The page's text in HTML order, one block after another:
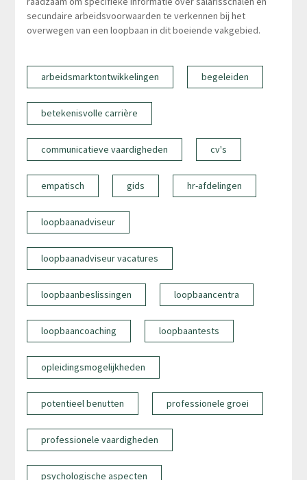
secundaire arbeidsvoorwaarden te verkennen bij het
overwegen van een loopbaan in dit boeiende vakgebied.
arbeidsmarktontwikkelingen begeleiden
betekenisvolle carrière
communicatieve vaardigheden cv's
empatisch gids hr-afdelingen
loopbaanadviseur
loopbaanadviseur vacatures
loopbaanbeslissingen loopbaancentra
loopbaancoaching loopbaantests
opleidingsmogelijkheden
potentieel benutten professionele groei
professionele vaardigheden
psychologische aspecten